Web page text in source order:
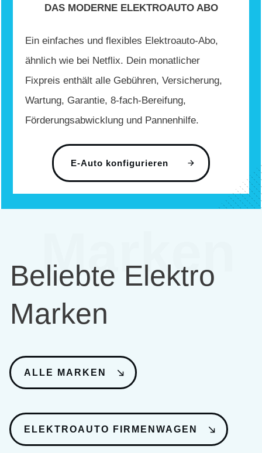
DAS MODERNE ELEKTROAUTO ABO
Ein einfaches und flexibles Elektroauto-Abo,
ähnlich wie bei Netflix. Dein monatlicher
Fixpreis enthält alle Gebühren, Versicherung,
Wartung, Garantie, 8-fach-Bereifung,
Förderungsabwicklung und Pannenhilfe.
E-Auto konfigurieren
Marken
Beliebte Elektro
Marken
ALLE MARKEN
ELEKTROAUTO FIRMENWAGEN